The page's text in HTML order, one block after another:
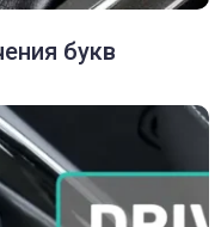
букв